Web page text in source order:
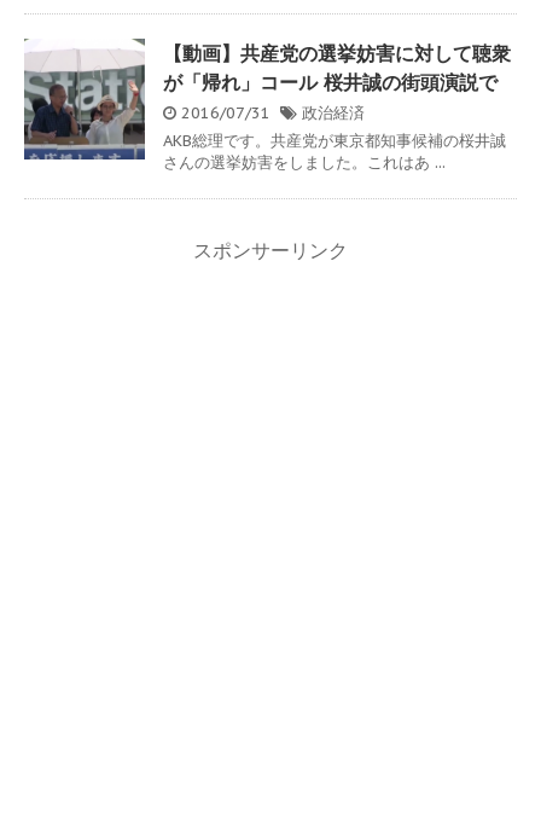
【動画】共産党の選挙妨害に対して聴衆
が「帰れ」コール 桜井誠の街頭演説で
2016/07/31
政治経済
AKB総理です。共産党が東京都知事候補の桜井誠
さんの選挙妨害をしました。これはあ ...
スポンサーリンク